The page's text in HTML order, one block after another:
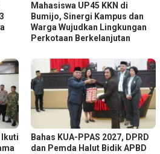
Mahasiswa UP45 KKN di
Bumijo, Sinergi Kampus dan
Warga Wujudkan Lingkungan
Perkotaan Berkelanjutan
Ikuti
Bahas KUA-PPAS 2027, DPRD
dan Pemda Halut Bidik APBD